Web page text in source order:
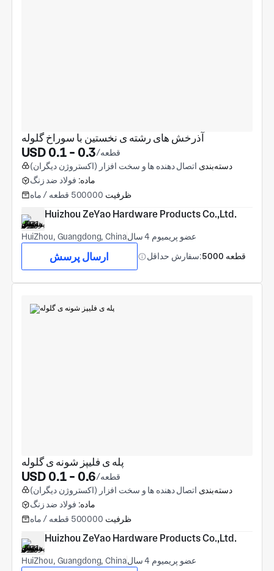
آذرخش های رشته ی نخستین با سوراخ گلوله
USD 0.1 - 0.3 /قطعه
دسته‌بندی اتصال دهنده ها و سخت افزار (اکستروژن دیگران)
ماده: فولاد ضد زنگ
ظرفیت 500000 قطعه / ماه
Huizhou ZeYao Hardware Products Co.,Ltd.
HuiZhou, Guangdong, China عضو پریمیوم 4 سال
ارسال پرسش سفارش حداقل: 5000 قطعه
پله ی فلیپز شونه ی گلوله
USD 0.1 - 0.6 /قطعه
دسته‌بندی اتصال دهنده ها و سخت افزار (اکستروژن دیگران)
ماده: فولاد ضد زنگ
ظرفیت 500000 قطعه / ماه
Huizhou ZeYao Hardware Products Co.,Ltd.
HuiZhou, Guangdong, China عضو پریمیوم 4 سال